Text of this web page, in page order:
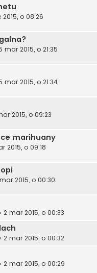
2015, o 08:26
mar 2015, o 21:35
mar 2015, o 21:34
2015, o 09:23
marihuany
2015, o 09:18
2015, o 00:30
2 mar 2015, o 00:33
2 mar 2015, o 00:32
2 mar 2015, o 00:29